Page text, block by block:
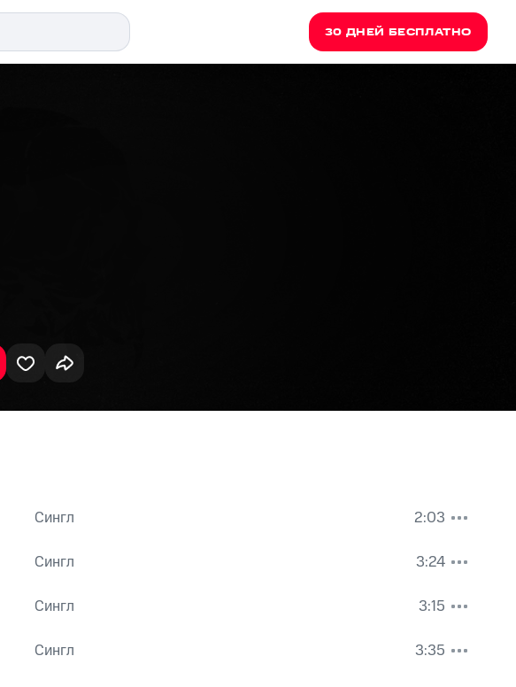
30 ДНЕЙ БЕСПЛАТНО
Сингл
2:03
Сингл
3:24
Сингл
3:15
Сингл
3:35